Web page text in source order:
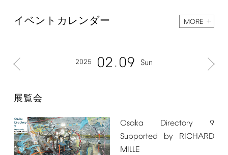
イベントカレンダー MORE
2025 02 09 Sun
展覧会
Osaka Directory
9
Supported
by
RICHARD
MILLE